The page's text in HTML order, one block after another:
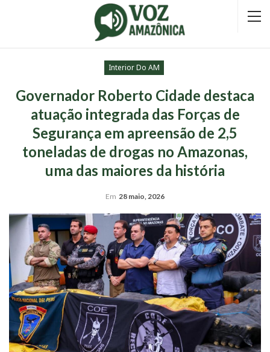
Interior Do AM
Governador Roberto Cidade destaca
atuação integrada das Forças de
Segurança em apreensão de 2,5
toneladas de drogas no Amazonas,
uma das maiores da história
Em 28 maio, 2026